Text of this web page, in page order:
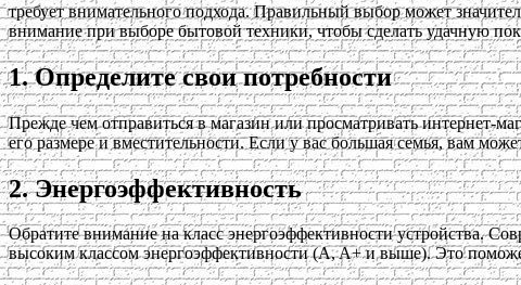
требует внимательного подхода. Правильный выбор может
внимание при выборе бытовой техники, чтобы сделать удачную
1. Определите свои потребности
Прежде чем отправиться в магазин или просматривать интернет-
его размере и вместительности. Если у вас большая семья, вам
2. Энергоэффективность
Обратите внимание на класс энергоэффективности устройства.
высоким классом энергоэффективности (A, A+ и выше). Это